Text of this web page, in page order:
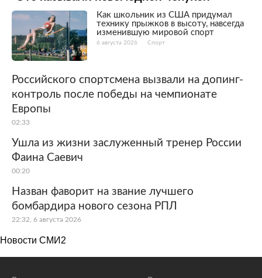
Как школьник из США придумал
технику прыжков в высоту, навсегда
изменившую мировой спорт
6 августа 2026 Спорт
Российского спортсмена вызвали на допинг-
контроль после победы на чемпионате
Европы
02:33
Ушла из жизни заслуженный тренер России
Фаина Саевич
00:20
Назван фаворит на звание лучшего
бомбардира нового сезона РПЛ
22:32, 6 августа 2026
Новости СМИ2